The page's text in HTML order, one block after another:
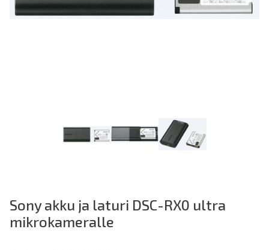
Sony akku ja laturi DSC-RX0 ultra
mikrokameralle